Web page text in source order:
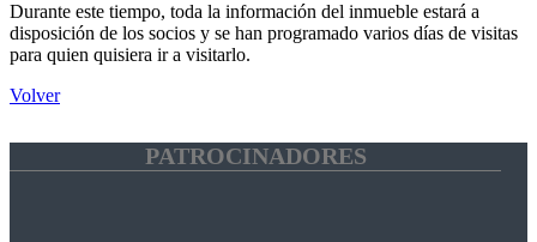
Durante este tiempo, toda la información del inmueble estará a
disposición de los socios y se han programado varios días de visitas
para quien quisiera ir a visitarlo.
Volver
PATROCINADORES